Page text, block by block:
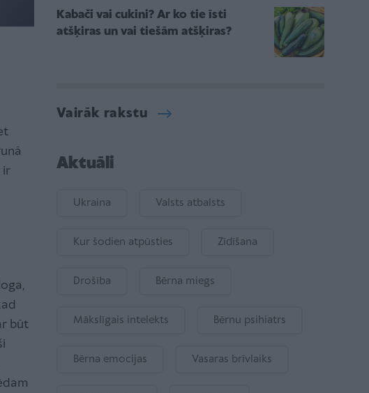
ir
būt
Kabači vai cukini? Ar ko tie īsti
atšķiras un vai tiešām atšķiras?
Vairāk rakstu
Aktuāli
Ukraina Valsts atbalsts
Kur šodien atpūsties Zīdīšana
Drošība Bērna miegs
Mākslīgais intelekts Bērnu psihiatrs
Bērna emocijas Vasaras brīvlaiks